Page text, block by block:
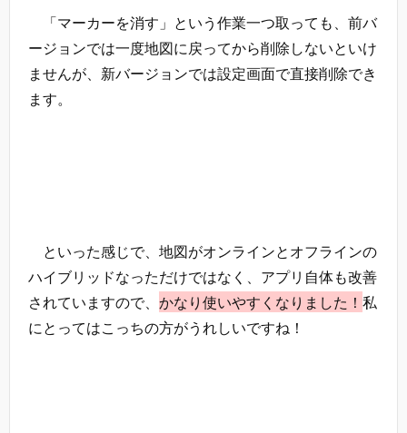
「マーカーを消す」という作業一つ取っても、前バ
ージョンでは一度地図に戻ってから削除しないといけ
ませんが、新バージョンでは設定画面で直接削除でき
ます。
といった感じで、地図がオンラインとオフラインの
ハイブリッドなっただけではなく、アプリ自体も改善
されていますので、 かなり使いやすくなりました！ 私
にとってはこっちの方がうれしいですね！